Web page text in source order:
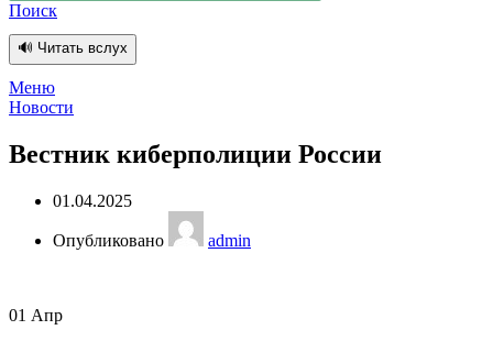
Поиск
🔊 Читать вслух
Меню
Новости
Вестник киберполиции России
01.04.2025
Опубликовано admin
01 Апр